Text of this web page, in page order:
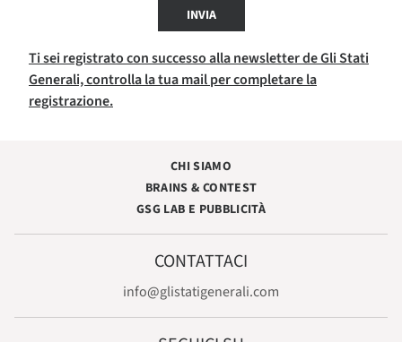
INVIA
Ti sei registrato con successo alla newsletter de Gli Stati
Generali, controlla la tua mail per completare la
registrazione.
CHI SIAMO
BRAINS & CONTEST
GSG LAB E PUBBLICITÀ
CONTATTACI
info@glistatigenerali.com